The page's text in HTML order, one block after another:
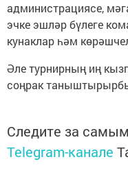
администрациясе,
эчке эшләр бүлеге
кунаклар һәм
Әле турнирның иң
соңрак
Следите за
Telegram-канале